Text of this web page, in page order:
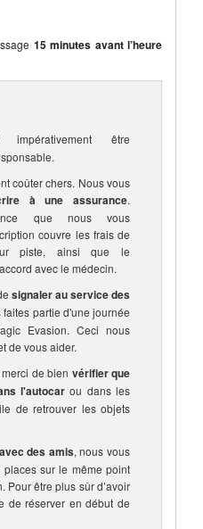
15 minutes avant l’heure
impérativement être
coûter chers. Nous vous
à une assurance.
que nous vous
couvre les frais de
piste, ainsi que le
avec le médecin.
signaler au service des
partie d'une journée
Evasion. Ceci nous
de vous aider.
de bien vérifier que
l'autocarou dans les
de retrouver les objets
des amis, nous vous
sur le même point
Pour être plus sûr d’avoir
de réserver en début de